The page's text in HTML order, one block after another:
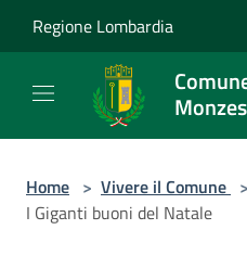
Regione Lombardia
Home > Vivere il Comune >
I Giganti buoni del Natale